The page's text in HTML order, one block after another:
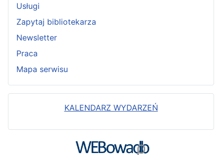
Usługi
Zapytaj bibliotekarza
Newsletter
Praca
Mapa serwisu
KALENDARZ WYDARZEŃ